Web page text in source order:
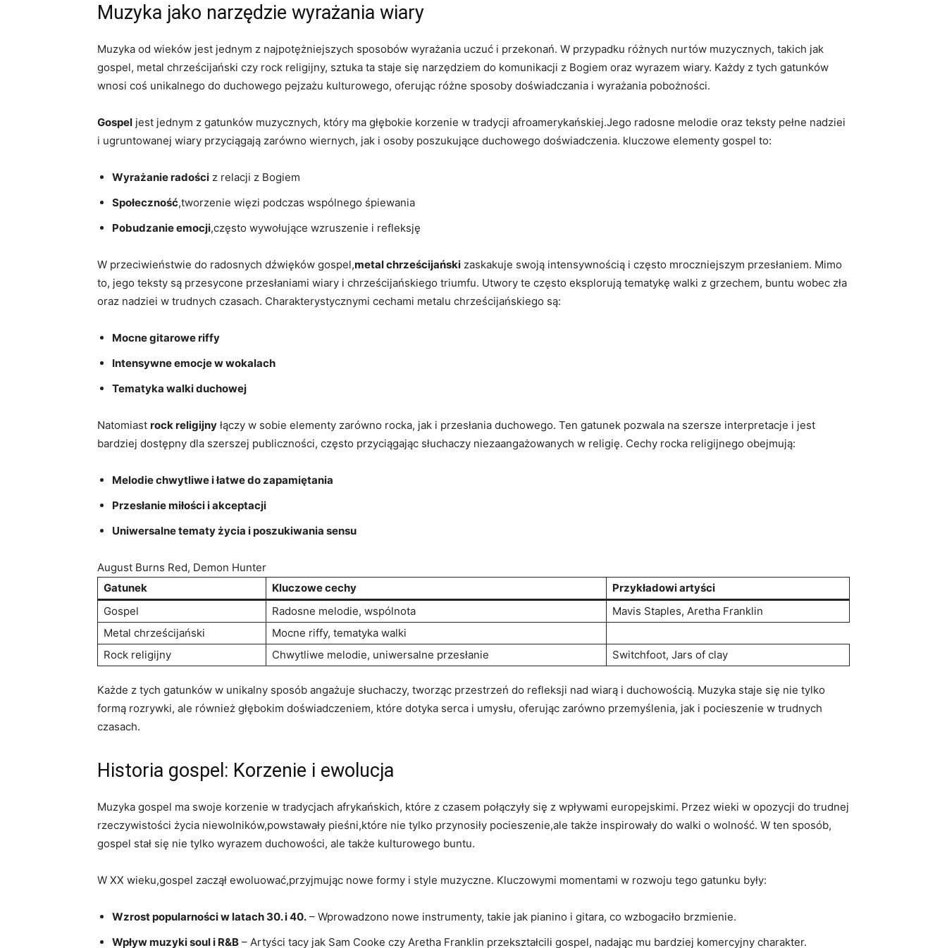
Muzyka jako narzędzie wyrażania wiary
Muzyka od wieków jest jednym z najpotężniejszych sposobów wyrażania uczuć i przekonań. W przypadku różnych nurtów muzycznych, takich jak
gospel, metal chrześcijański czy rock religijny, sztuka ta staje się narzędziem do komunikacji z Bogiem oraz wyrazem wiary. Każdy z tych gatunków
wnosi coś unikalnego do duchowego pejzażu kulturowego, oferując różne sposoby doświadczania i wyrażania pobożności.
Gospel jest jednym z gatunków muzycznych, który ma głębokie korzenie w tradycji afroamerykańskiej.Jego radosne melodie oraz teksty pełne nadziei
i ugruntowanej wiary przyciągają zarówno wiernych, jak i osoby poszukujące duchowego doświadczenia. kluczowe elementy gospel to:
Wyrażanie radości z relacji z Bogiem
Społeczność,tworzenie więzi podczas wspólnego śpiewania
Pobudzanie emocji,często wywołujące wzruszenie i refleksję
W przeciwieństwie do radosnych dźwięków gospel,metal chrześcijański zaskakuje swoją intensywnością i często mroczniejszym przesłaniem. Mimo
to, jego teksty są przesycone przesłaniami wiary i chrześcijańskiego triumfu. Utwory te często eksplorują tematykę walki z grzechem, buntu wobec zła
oraz nadziei w trudnych czasach. Charakterystycznymi cechami metalu chrześcijańskiego są:
Mocne gitarowe riffy
Intensywne emocje w wokalach
Tematyka walki duchowej
Natomiast rock religijny łączy w sobie elementy zarówno rocka, jak i przesłania duchowego. Ten gatunek pozwala na szersze interpretacje i jest
bardziej dostępny dla szerszej publiczności, często przyciągając słuchaczy niezaangażowanych w religię. Cechy rocka religijnego obejmują:
Melodie chwytliwe i łatwe do zapamiętania
Przesłanie miłości i akceptacji
Uniwersalne tematy życia i poszukiwania sensu
August Burns Red, Demon Hunter
Gatunek
Kluczowe cechy
Przykładowi artyści
Gospel
Radosne melodie, wspólnota
Mavis Staples, Aretha Franklin
Metal chrześcijański
Mocne riffy, tematyka walki
Rock religijny
Chwytliwe melodie, uniwersalne przesłanie Switchfoot, Jars of clay
Każde z tych gatunków w unikalny sposób angażuje słuchaczy, tworząc przestrzeń do refleksji nad wiarą i duchowością. Muzyka staje się nie tylko
formą rozrywki, ale również głębokim doświadczeniem, które dotyka serca i umysłu, oferując zarówno przemyślenia, jak i pocieszenie w trudnych
czasach.
Historia gospel: Korzenie i ewolucja
Muzyka gospel ma swoje korzenie w tradycjach afrykańskich, które z czasem połączyły się z wpływami europejskimi. Przez wieki w opozycji do trudnej
rzeczywistości życia niewolników,powstawały pieśni,które nie tylko przynosiły pocieszenie,ale także inspirowały do walki o wolność. W ten sposób,
gospel stał się nie tylko wyrazem duchowości, ale także kulturowego buntu.
W XX wieku,gospel zaczął ewoluować,przyjmując nowe formy i style muzyczne. Kluczowymi momentami w rozwoju tego gatunku były:
Wzrost popularności w latach 30. i 40. – Wprowadzono nowe instrumenty, takie jak pianino i gitara, co wzbogaciło brzmienie.
Wpływ muzyki soul i R&B – Artyści tacy jak Sam Cooke czy Aretha Franklin przekształcili gospel, nadając mu bardziej komercyjny charakter.